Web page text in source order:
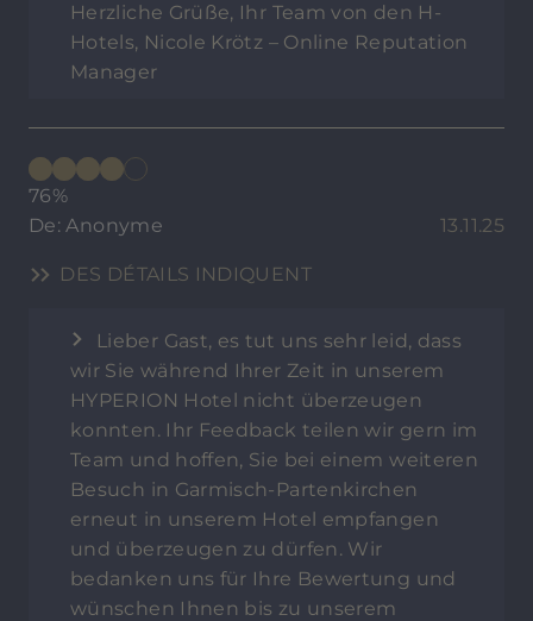
Herzliche Grüße, Ihr Team von den H-
Hotels, Nicole Krötz – Online Reputation
Manager
76%
De: Anonyme
13.11.25
DES DÉTAILS INDIQUENT
Lieber Gast, es tut uns sehr leid, dass
wir Sie während Ihrer Zeit in unserem
HYPERION Hotel nicht überzeugen
konnten. Ihr Feedback teilen wir gern im
Team und hoffen, Sie bei einem weiteren
Besuch in Garmisch-Partenkirchen
erneut in unserem Hotel empfangen
und überzeugen zu dürfen. Wir
bedanken uns für Ihre Bewertung und
wünschen Ihnen bis zu unserem